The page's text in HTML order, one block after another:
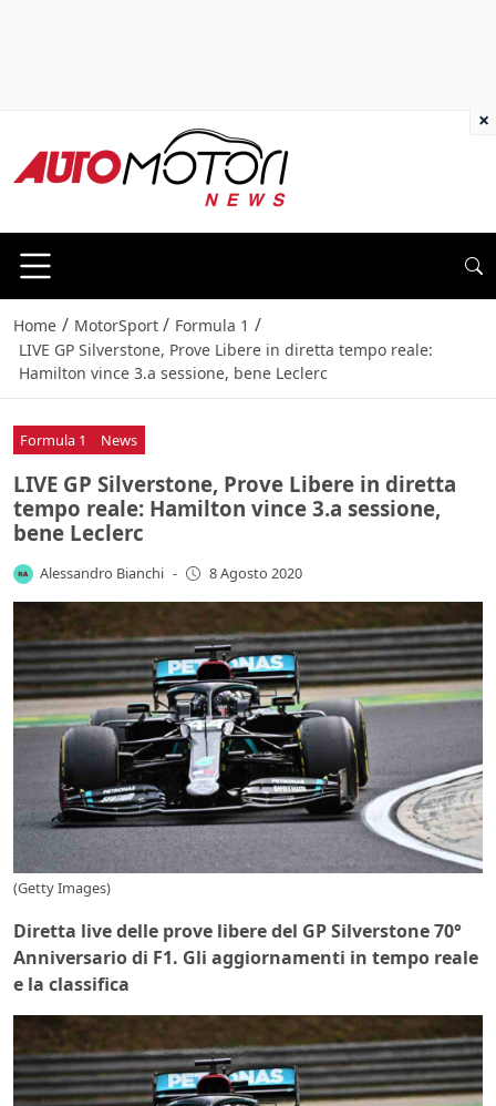
Home / MotorSport / Formula 1 /
LIVE GP Silverstone, Prove Libere in diretta tempo reale:
Hamilton vince 3.a sessione, bene Leclerc
Formula 1 News
LIVE GP Silverstone, Prove Libere in diretta
tempo reale: Hamilton vince 3.a sessione,
bene Leclerc
Alessandro Bianchi - 8 Agosto 2020
(Getty Images)
Diretta live delle prove libere del GP Silverstone 70°
Anniversario di F1. Gli aggiornamenti in tempo reale
e la classifica
×